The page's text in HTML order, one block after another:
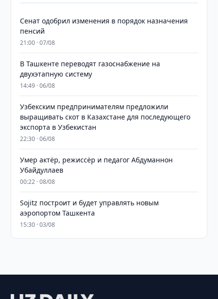
Сенат одобрил изменения в порядок назначения
пенсий
21:00 · 07/08
В Ташкенте переводят газоснабжение на
двухэтапную систему
14:49 · 06/08
Узбекским предпринимателям предложили
выращивать скот в Казахстане для последующего
экспорта в Узбекистан
22:30 · 06/08
Умер актёр, режиссёр и педагог Абдуманнон
Убайдуллаев
00:22 · 08/08
Sojitz построит и будет управлять новым
аэропортом Ташкента
15:30 · 03/08